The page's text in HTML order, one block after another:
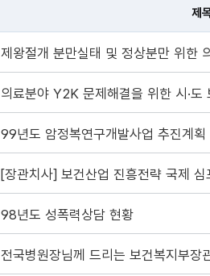
제
제왕절개 분만실태 및 정상분만 위한
의료분야 Y2K 문제해결을 위한 시·도
99년도 암정복연구개발사업 추진계획
[장관치사] 보건산업 진흥전략 국제 심
98년도 성폭력상담 현황
전국병원장님께 드리는 보건복지부장